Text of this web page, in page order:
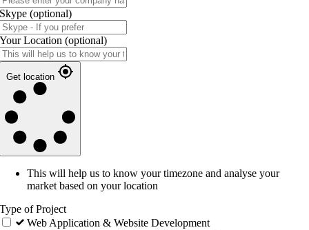
Skype (optional)
Your Location (optional)
Get location
This will help us to know your timezone and analyse your
market based on your location
Type of Project
Web Application & Website Development